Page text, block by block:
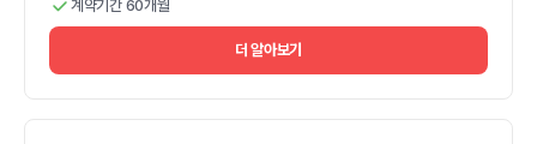
계약기간 60개월
더 알아보기